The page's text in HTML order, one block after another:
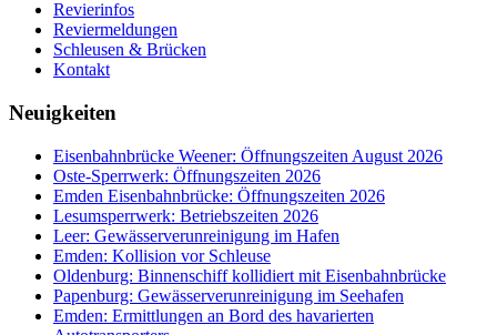
Revierinfos
Reviermeldungen
Schleusen & Brücken
Kontakt
Neuigkeiten
Eisenbahnbrücke Weener: Öffnungszeiten August 2026
Oste-Sperrwerk: Öffnungszeiten 2026
Emden Eisenbahnbrücke: Öffnungszeiten 2026
Lesumsperrwerk: Betriebszeiten 2026
Leer: Gewässerverunreinigung im Hafen
Emden: Kollision vor Schleuse
Oldenburg: Binnenschiff kollidiert mit Eisenbahnbrücke
Papenburg: Gewässerverunreinigung im Seehafen
Emden: Ermittlungen an Bord des havarierten